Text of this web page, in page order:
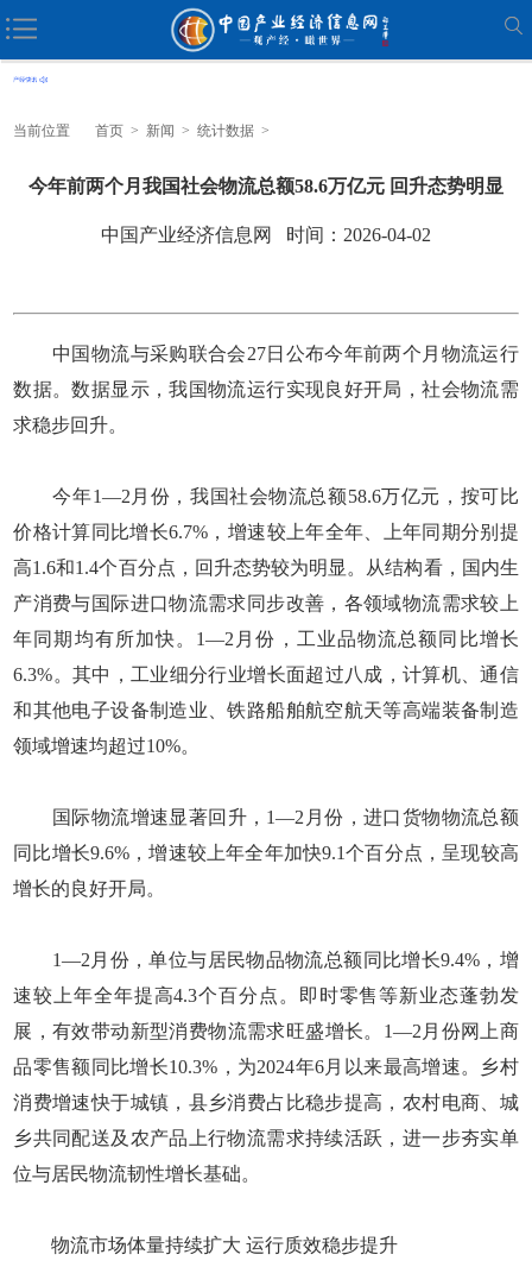
当前位置 首页 > 新闻 > 统计数据 >
今年前两个月我国社会物流总额58.6万亿元 回升态势明显
中国产业经济信息网 时间：2026-04-02
中国物流与采购联合会27日公布今年前两个月物流运行
数据。数据显示，我国物流运行实现良好开局，社会物流需
求稳步回升。
今年1—2月份，我国社会物流总额58.6万亿元，按可比
价格计算同比增长6.7%，增速较上年全年、上年同期分别提
高1.6和1.4个百分点，回升态势较为明显。从结构看，国内生
产消费与国际进口物流需求同步改善，各领域物流需求较上
年同期均有所加快。1—2月份，工业品物流总额同比增长
6.3%。其中，工业细分行业增长面超过八成，计算机、通信
和其他电子设备制造业、铁路船舶航空航天等高端装备制造
领域增速均超过10%。
国际物流增速显著回升，1—2月份，进口货物物流总额
同比增长9.6%，增速较上年全年加快9.1个百分点，呈现较高
增长的良好开局。
1—2月份，单位与居民物品物流总额同比增长9.4%，增
速较上年全年提高4.3个百分点。即时零售等新业态蓬勃发
展，有效带动新型消费物流需求旺盛增长。1—2月份网上商
品零售额同比增长10.3%，为2024年6月以来最高增速。乡村
消费增速快于城镇，县乡消费占比稳步提高，农村电商、城
乡共同配送及农产品上行物流需求持续活跃，进一步夯实单
位与居民物流韧性增长基础。
物流市场体量持续扩大 运行质效稳步提升